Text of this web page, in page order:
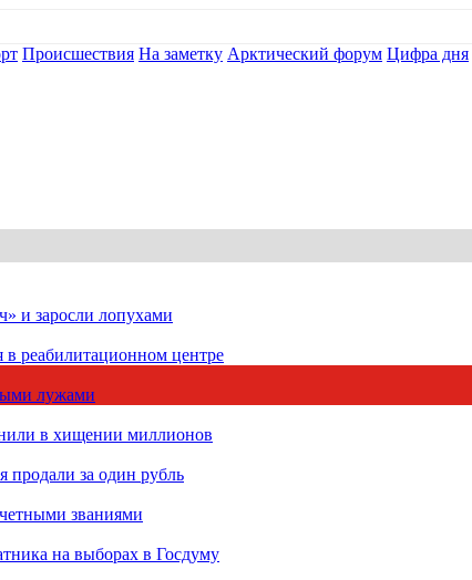
Происшествия На заметку Арктический форум Цифра дня
и заросли лопухами
реабилитационном центре
лужами
в хищении миллионов
продали за один рубль
званиями
на выборах в Госдуму